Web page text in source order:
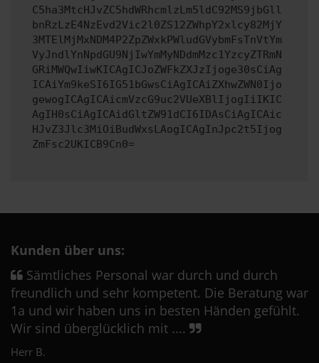
C5ha3MtcHJvZC5hdWRhcmlzLm5ldC92MS9jbGll
bnRzLzE4NzEvd2Vic2l0ZS12ZWhpY2xlcy82MjY
3MTElMjMxNDM4P2ZpZWxkPWludGVybmFsTnVtYm
VyJndlYnNpdGU9NjIwYmMyNDdmMzc1YzcyZTRmN
GRiMWQwIiwKICAgICJoZWFkZXJzIjoge30sCiAg
ICAiYm9keSI6IG51bGwsCiAgICAiZXhwZWN0Ijo
gewogICAgICAicmVzcG9uc2VUeXBlIjogIiIKIC
AgIH0sCiAgICAidGltZW91dCI6IDAsCiAgICAic
HJvZ3Jlc3MiOiBudWxsLAogICAgInJpc2t5Ijog
ZmFsc2UKICB9Cn0=
Kunden über uns:
Sämtliches Personal war durch und durch
freundlich und sehr kompetent. Die Beratung war
1a und wir haben uns in besten Händen gefühlt.
Wir sind überglücklich mit ....
Herr B.